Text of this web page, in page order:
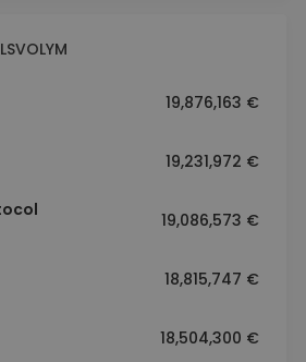
19,876,163 €
19,231,972 €
19,086,573 €
18,815,747 €
18,504,300 €